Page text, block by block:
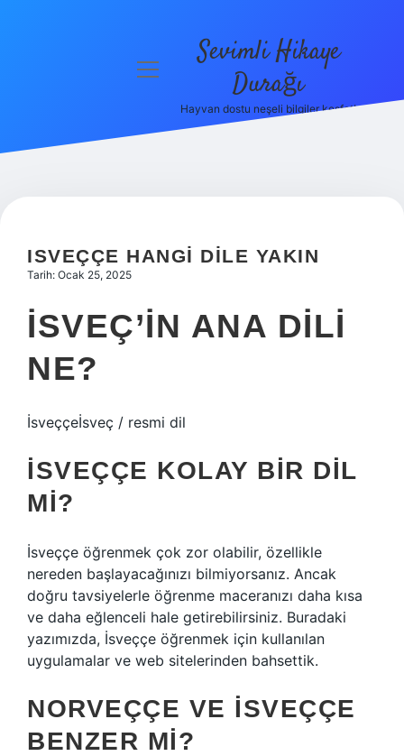
Hakkımızda
menüyü
Sevimli Hikaye
Durağı
Hayvan dostu neşeli bilgiler keşfet!
ISVEÇÇE HANGI DILE YAKIN
Tarih: Ocak 25, 2025
İSVEÇ’IN ANA DILI
NE?
İsveççeİsveç / resmi dil
İSVEÇÇE KOLAY BIR DIL
MI?
İsveççe öğrenmek çok zor olabilir, özellikle
nereden başlayacağınızı bilmiyorsanız. Ancak
doğru tavsiyelerle öğrenme maceranızı daha kısa
ve daha eğlenceli hale getirebilirsiniz. Buradaki
yazımızda, İsveççe öğrenmek için kullanılan
uygulamalar ve web sitelerinden bahsettik.
NORVEÇÇE VE İSVEÇÇE
BENZER MI?